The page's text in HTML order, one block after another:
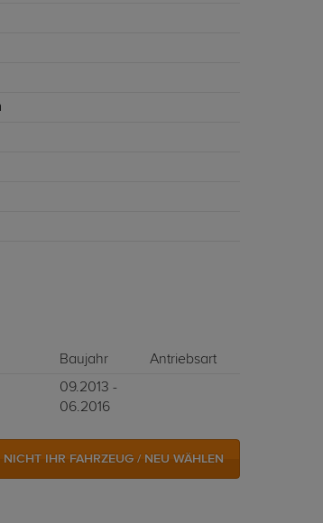
Baujahr
Antriebsart
09.2013 -
06.2016
NICHT IHR FAHRZEUG / NEU WÄHLEN